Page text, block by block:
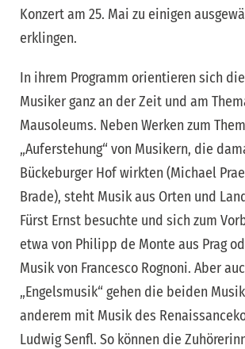
Konzert am 25. Mai zu einigen
erklingen.
In ihrem Programm orientieren sich
Musiker ganz an der Zeit und am
Mausoleums. Neben Werken zum
„Auferstehung“ von Musikern, die
Bückeburger Hof wirkten (Michael
Brade), steht Musik aus Orten und
Fürst Ernst besuchte und sich zum
etwa von Philipp de Monte aus Prag
Musik von Francesco Rognoni. Aber
„Engelsmusik“ gehen die beiden
anderem mit Musik des
Ludwig Senfl. So können die